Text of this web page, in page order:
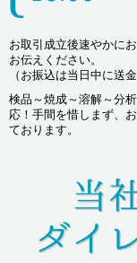
お取引成立後速やかに
お伝えください。
（お振込は当日中に送
検品～焼成～溶解～分
応！手間を惜しまず、
ております。